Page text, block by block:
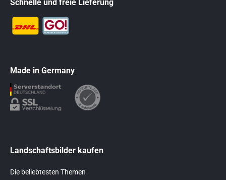
Schnelle und freie Lieferung
Made in Germany
Landschaftsbilder kaufen
Die beliebtesten Themen